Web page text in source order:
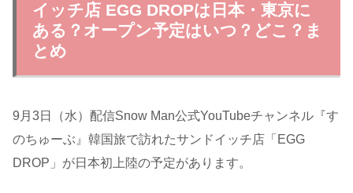
イッチ店 EGG DROPは日本・東京に
ある？オープン予定はいつ？どこ？ま
とめ
9月3日（水）配信Snow Man公式YouTubeチャンネル『す
のちゅーぶ』韓国旅で訪れたサンドイッチ店「EGG
DROP」が日本初上陸の予定があります。